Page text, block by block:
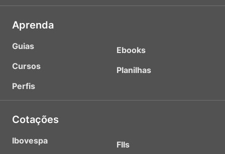
Aprenda
Guias
Cursos
Perfis
Ebooks
Planilhas
Cotações
Ibovespa
FIIs